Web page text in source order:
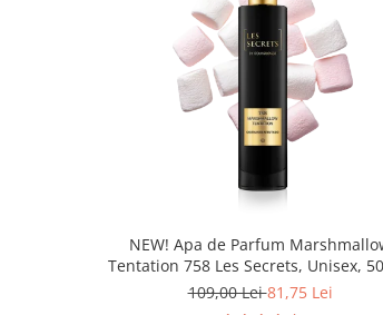
NEW! Apa de Parfum
Tentation 758 Les Secrets, Unisex, 50
Equivalenza
109,00 Lei81,75 Lei